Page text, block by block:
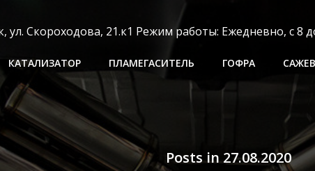
Скороходова, 21.к1 Режим работы: Ежедневно, с 8
КАТАЛИЗАТОР ПЛАМЕГАСИТЕЛЬ ГОФРА
Posts in 27.08.2020